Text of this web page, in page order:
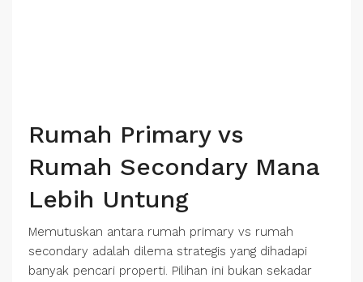
Rumah Primary vs
Rumah Secondary Mana
Lebih Untung
Memutuskan antara rumah primary vs rumah
secondary adalah dilema strategis yang dihadapi
banyak pencari properti. Pilihan ini bukan sekadar